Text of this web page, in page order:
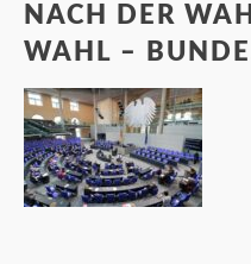
NACH DER
WAHL –